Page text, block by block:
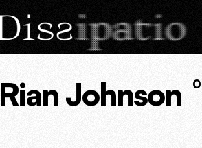
Rian Johnson 0